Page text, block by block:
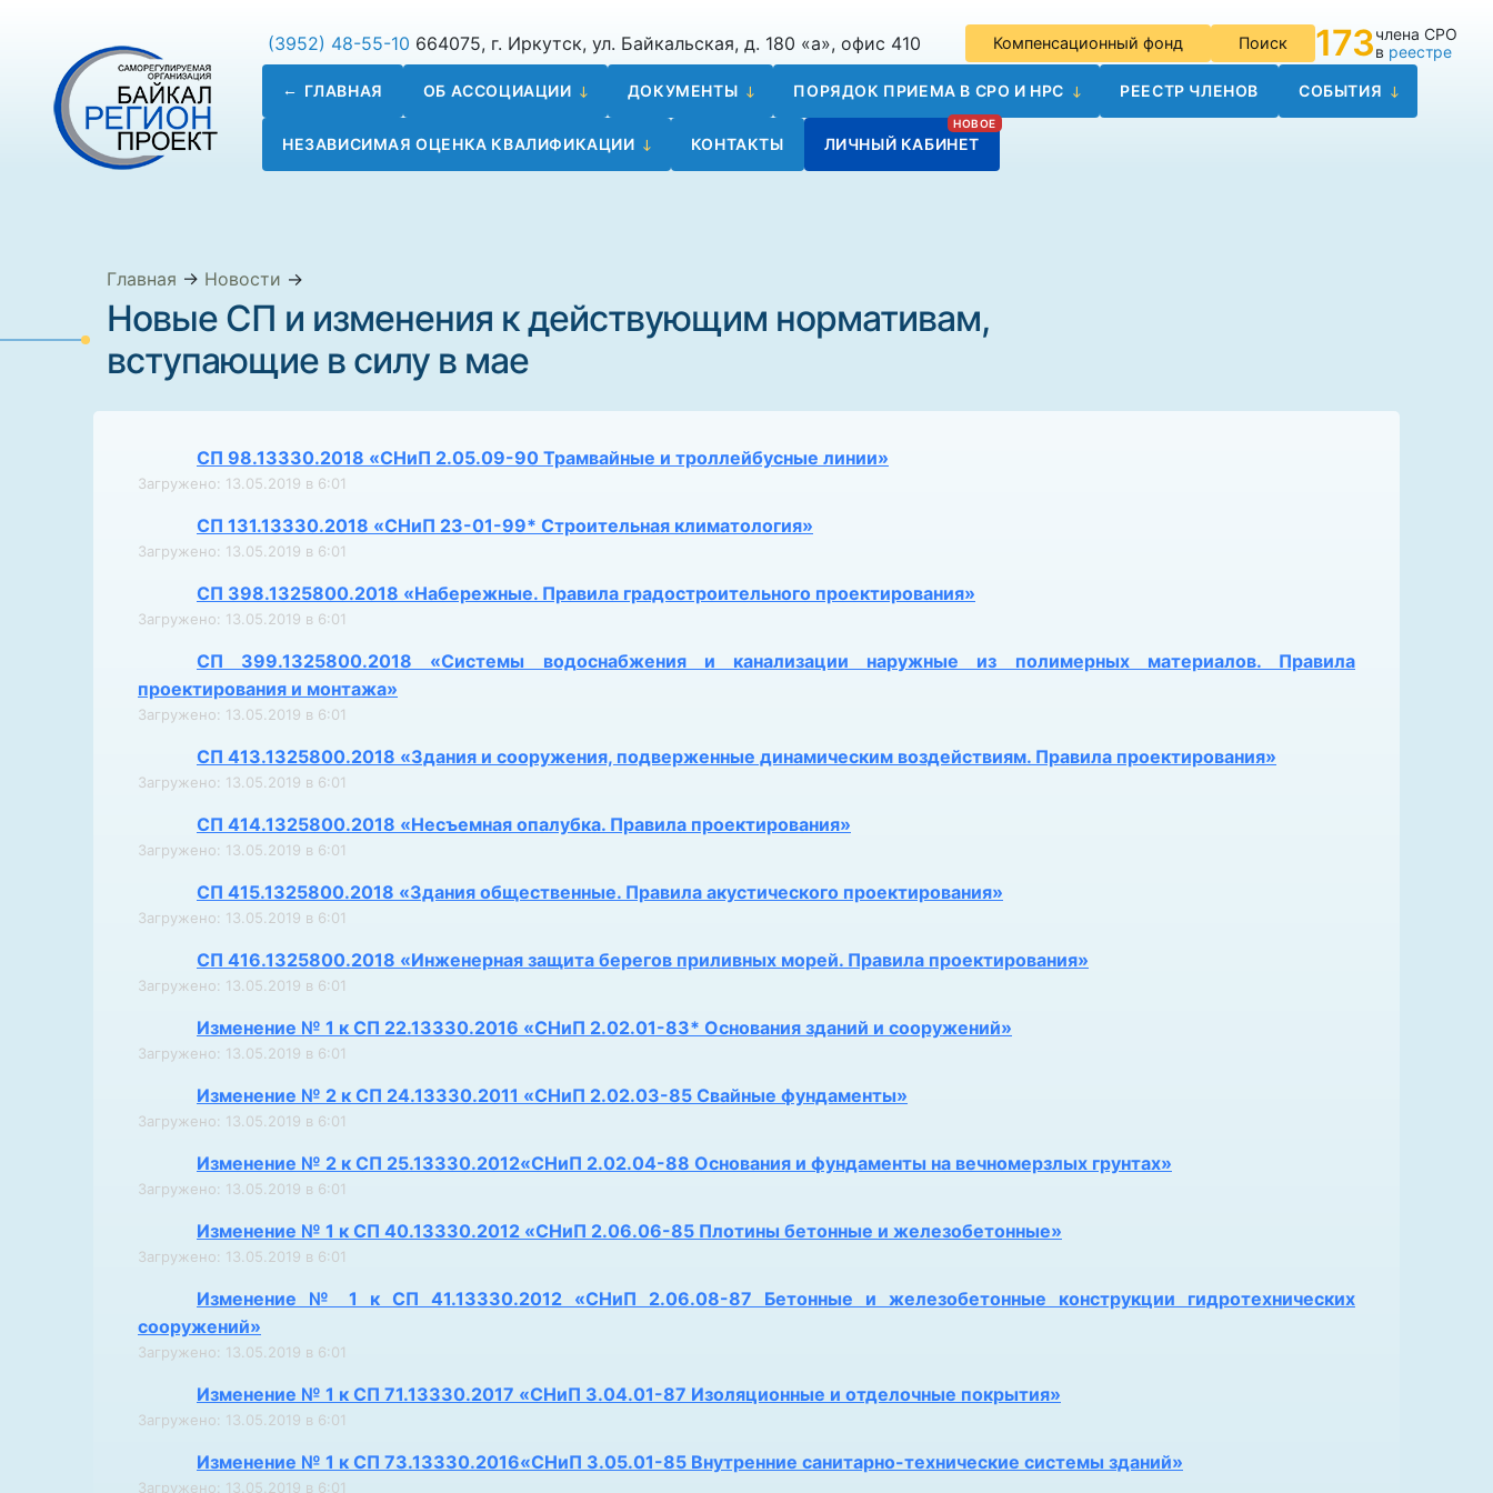
(3952) 48-55-10 664075, г. Иркутск, ул. Байкальская, д. 180 «а», офис 410 Компенсационный фонд Поиск 173члена СРО
в реестре
ГЛАВНАЯ ОБ АССОЦИАЦИИ ДОКУМЕНТЫ ПОРЯДОК ПРИЕМА В СРО И НРС РЕЕСТР ЧЛЕНОВ СОБЫТИЯ
НЕЗАВИСИМАЯ ОЦЕНКА КВАЛИФИКАЦИИ КОНТАКТЫ ЛИЧНЫЙ КАБИНЕТ
Главная → Новости →
Новые СП и изменения к действующим нормативам,
вступающие в силу в мае
СП 98.13330.2018 «СНиП 2.05.09-90 Трамвайные и троллейбусные линии»
Загружено: 13.05.2019 в 6:01
СП 131.13330.2018 «СНиП 23-01-99* Строительная климатология»
Загружено: 13.05.2019 в 6:01
СП 398.1325800.2018 «Набережные. Правила градостроительного проектирования»
Загружено: 13.05.2019 в 6:01
СП 399.1325800.2018 «Системы водоснабжения и канализации наружные из полимерных материалов. Правила
проектирования и монтажа»
Загружено: 13.05.2019 в 6:01
СП 413.1325800.2018 «Здания и сооружения, подверженные динамическим воздействиям. Правила проектирования»
Загружено: 13.05.2019 в 6:01
СП 414.1325800.2018 «Несъемная опалубка. Правила проектирования»
Загружено: 13.05.2019 в 6:01
СП 415.1325800.2018 «Здания общественные. Правила акустического проектирования»
Загружено: 13.05.2019 в 6:01
СП 416.1325800.2018 «Инженерная защита берегов приливных морей. Правила проектирования»
Загружено: 13.05.2019 в 6:01
Изменение № 1 к СП 22.13330.2016 «СНиП 2.02.01-83* Основания зданий и сооружений»
Загружено: 13.05.2019 в 6:01
Изменение № 2 к СП 24.13330.2011 «СНиП 2.02.03-85 Свайные фундаменты»
Загружено: 13.05.2019 в 6:01
Изменение № 2 к СП 25.13330.2012«СНиП 2.02.04-88 Основания и фундаменты на вечномерзлых грунтах»
Загружено: 13.05.2019 в 6:01
Изменение № 1 к СП 40.13330.2012 «СНиП 2.06.06-85 Плотины бетонные и железобетонные»
Загружено: 13.05.2019 в 6:01
Изменение № 1 к СП 41.13330.2012 «СНиП 2.06.08-87 Бетонные и железобетонные конструкции гидротехнических
сооружений»
Загружено: 13.05.2019 в 6:01
Изменение № 1 к СП 71.13330.2017 «СНиП 3.04.01-87 Изоляционные и отделочные покрытия»
Загружено: 13.05.2019 в 6:01
Изменение № 1 к СП 73.13330.2016«СНиП 3.05.01-85 Внутренние санитарно-технические системы зданий»
Загружено: 13.05.2019 в 6:01